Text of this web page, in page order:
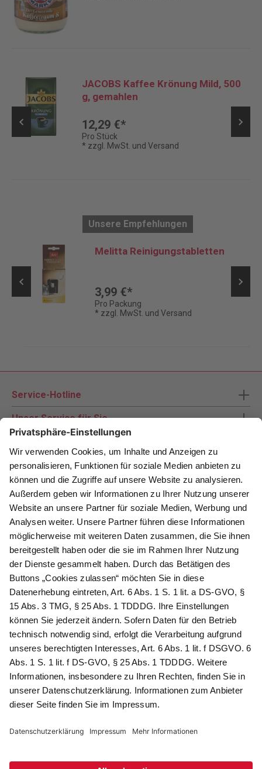
JACOBS Kaffee Krönung Mild, 500
g, gemahlen
12,29 €*
Pro Stück
* zzgl. MwSt. und Versand
Unsere Empfehlungen
Melitta Reinigungstabletten
3,99 €*
Pro Packung
* zzgl. MwSt. und Versand
Service-Hotline
Unser Service für Sie
Zahlungsarten
Newsletter abonnieren
Als Dankeschön für Ihr D&K Newsletter-Abo
erhalten Sie ein 10 € -Gutschein:
Das sind Ihre Vorteile
@ Newsletter Abonnieren
Wir verarbeiten Ihre Daten gemäß unserer
Datenschutzerklärung .